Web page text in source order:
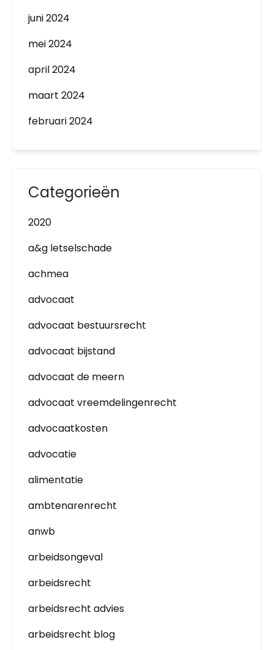
juni 2024
mei 2024
april 2024
maart 2024
februari 2024
Categorieën
2020
a&g letselschade
achmea
advocaat
advocaat bestuursrecht
advocaat bijstand
advocaat de meern
advocaat vreemdelingenrecht
advocaatkosten
advocatie
alimentatie
ambtenarenrecht
anwb
arbeidsongeval
arbeidsrecht
arbeidsrecht advies
arbeidsrecht blog